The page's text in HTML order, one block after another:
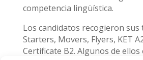
competencia lingüística.
Los candidatos recogieron sus
Starters, Movers, Flyers, KET
Certificate B2. Algunos de